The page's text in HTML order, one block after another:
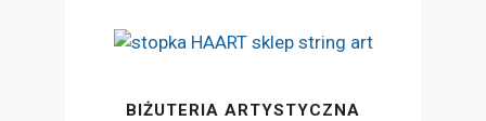
BIŻUTERIA ARTYSTYCZNA